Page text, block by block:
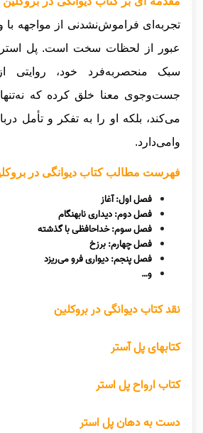
تجربه‌ای فراموش‌نشدنی از مواجهه با
عبور از لحظات سخت است. پل استر،
سبک منحصربه‌فرد خود، روایتی
جست‌وجوی معنا خلق کرده که
می‌کند، بلکه او را به تفکر و تأمل
وا‌می‌دارد.
فهرست مطالب کتاب دیوانگی در
فصل اول: آغاز
فصل دوم: دیداری نابهنگام
فصل سوم: خداحافظی با گذشته
فصل چهارم: برزخ
فصل پنجم: دیواری فرو می‌ریزد
و…
نقد کتاب دیوانگی در بروکلین
کتابهای پل آستر
کتاب ارواح پل استر
دست به دهان پل استر